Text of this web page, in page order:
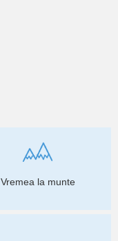
Vremea la munte